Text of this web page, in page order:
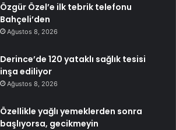
Özgür Özel’e ilk tebrik telefonu
Bahçeli’den
Ağustos 8, 2026
Derince’de 120 yataklı sağlık tesisi
inşa ediliyor
Ağustos 8, 2026
Özellikle yağlı yemeklerden sonra
başlıyorsa, gecikmeyin